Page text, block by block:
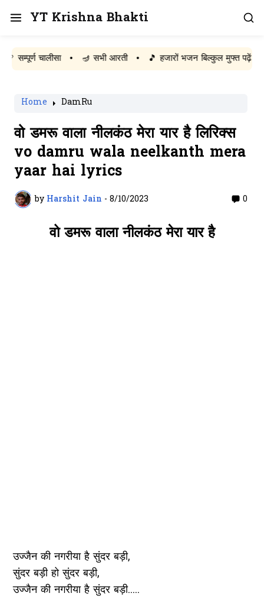
YT Krishna Bhakti
चालीसा • 🪔 सभी आरती • 🎵 हजारों भजन बिल्कुल मुफ्त पढ़ें
Home DamRu
वो डमरू वाला नीलकंठ मेरा यार है लिरिक्स
vo damru wala neelkanth mera
yaar hai lyrics
by Harshit Jain - 8/10/2023 0
वो डमरू वाला नीलकंठ मेरा यार है
उज्जैन की नगरीया है सुंदर बड़ी,
सुंदर बड़ी हो सुंदर बड़ी,
उज्जैन की नगरीया है सुंदर बड़ी.....